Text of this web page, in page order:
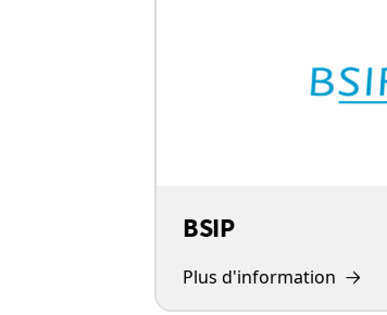
BSIP
Plus d'information